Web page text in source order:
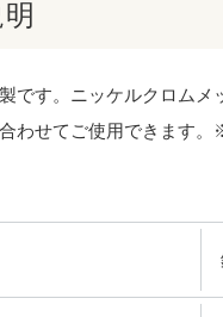
です。ニッケルクロムメ
わせてご使用できます